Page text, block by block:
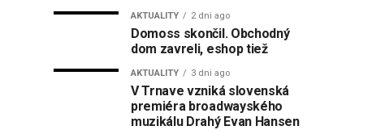
AKTUALITY 2 dni ago
Domoss skončil. Obchodný
dom zavreli, eshop tiež
AKTUALITY 3 dni ago
V Trnave vzniká slovenská
premiéra broadwayského
muzikálu Drahý Evan Hansen